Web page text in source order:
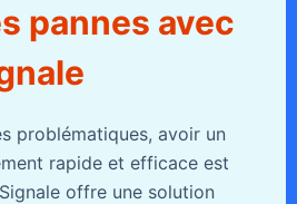
pannes avec
problématiques, avoir un
rapide et efficace est
offre une solution